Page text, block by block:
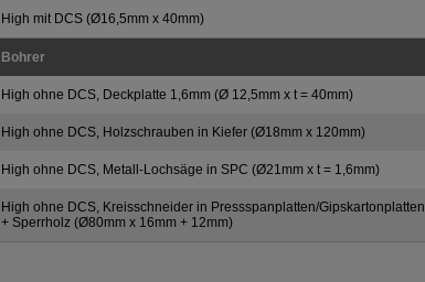
High mit DCS (Ø16,5mm x 40mm)
Bohrer
High ohne DCS, Deckplatte 1,6mm (Ø 12,5mm x t = 40mm)
High ohne DCS, Holzschrauben in Kiefer (Ø18mm x 120mm)
High ohne DCS, Metall-Lochsäge in SPC (Ø21mm x t = 1,6mm)
High ohne DCS, Kreisschneider in Pressspanplatten/Gipskartonplatten
+ Sperrholz (Ø80mm x 16mm + 12mm)